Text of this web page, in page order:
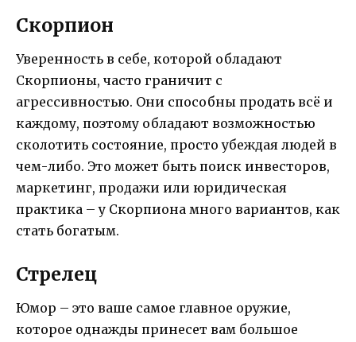
Скорпион
Уверенность в себе, которой обладают
Скорпионы, часто граничит с
агрессивностью. Они способны продать всё и
каждому, поэтому обладают возможностью
сколотить состояние, просто убеждая людей в
чем-либо. Это может быть поиск инвесторов,
маркетинг, продажи или юридическая
практика – у Скорпиона много вариантов, как
стать богатым.
Стрелец
Юмор – это ваше самое главное оружие,
которое однажды принесет вам большое